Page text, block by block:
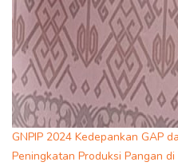
GNPIP 2024 Kedepankan GAP
Peningkatan Produksi Pangan di